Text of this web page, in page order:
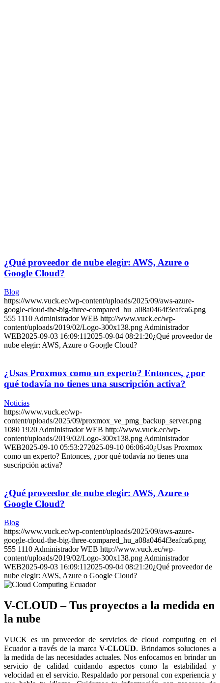
¿Qué proveedor de nube elegir: AWS, Azure o
Google Cloud?
Blog
https://www.vuck.ec/wp-content/uploads/2025/09/aws-azure-
google-cloud-the-big-three-compared_hu_a08a0464f3eafca6.png
555 1110Administrador WEB http://www.vuck.ec/wp-
content/uploads/2019/02/Logo-300x138.pngAdministrador
WEB2025-09-03 16:09:112025-09-04 08:21:20¿Qué proveedor de
nube elegir: AWS, Azure o Google Cloud?
¿Usas Proxmox como un experto? Entonces, ¿por
qué todavía no tienes una suscripción activa?
Noticias
https://www.vuck.ec/wp-
content/uploads/2025/09/proxmox_ve_pmg_backup_server.png
1080 1920 Administrador WEB http://www.vuck.ec/wp-
content/uploads/2019/02/Logo-300x138.png Administrador
WEB2025-09-10 05:53:272025-09-10 06:06:40¿Usas Proxmox
como un experto? Entonces, ¿por qué todavía no tienes una
suscripción activa?
¿Qué proveedor de nube elegir: AWS, Azure o
Google Cloud?
Blog
https://www.vuck.ec/wp-content/uploads/2025/09/aws-azure-
google-cloud-the-big-three-compared_hu_a08a0464f3eafca6.png
555 1110 Administrador WEB http://www.vuck.ec/wp-
content/uploads/2019/02/Logo-300x138.png Administrador
WEB2025-09-03 16:09:11 2025-09-04 08:21:20¿Qué proveedor de
nube elegir: AWS, Azure o Google Cloud?
V-CLOUD – Tus proyectos a la medida en
la nube
VUCK es un proveedor de servicios de cloud computing en el
Ecuador a través de la marcaV-CLOUD. Brindamos soluciones a
la medida de las necesidades actuales. Nos enfocamos en brindar un
servicio de calidad cuidando aspectos como la estabilidad y
velocidad en el servicio. Respaldado por personal con experiencia y